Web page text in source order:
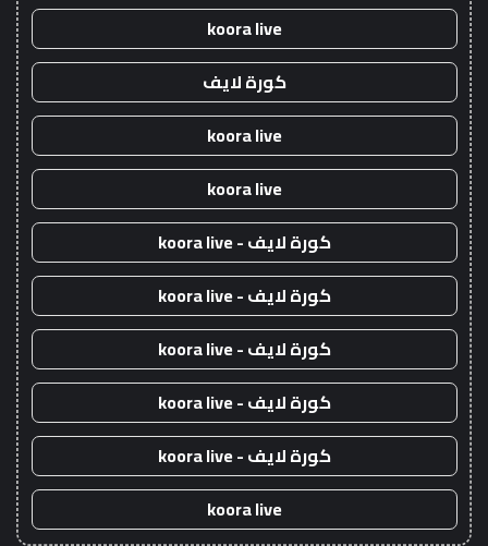
koora live
كورة لايف
koora live
koora live
كورة لايف - koora live
كورة لايف - koora live
كورة لايف - koora live
كورة لايف - koora live
كورة لايف - koora live
koora live